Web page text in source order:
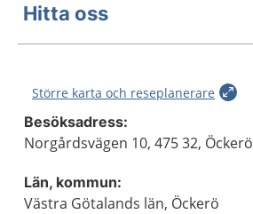
Hitta oss
Större karta och reseplanerare
Besöksadress:
Norgårdsvägen 10, 475 32, Öckerö
Län, kommun:
Västra Götalands län, Öckerö